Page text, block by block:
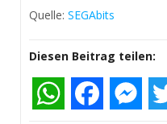
Quelle: SEGAbits
Diesen Beitrag teilen:
WhatsAppFacebook